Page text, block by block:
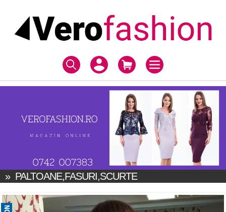
» PALTOANE,FASURI,SCURTE